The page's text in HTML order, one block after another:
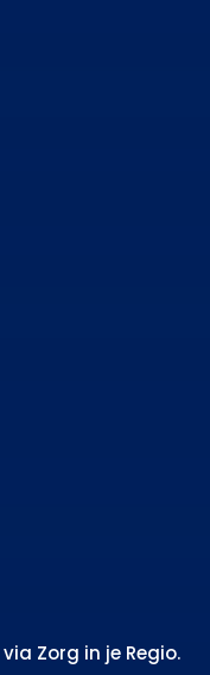
Zorg in je Regio.